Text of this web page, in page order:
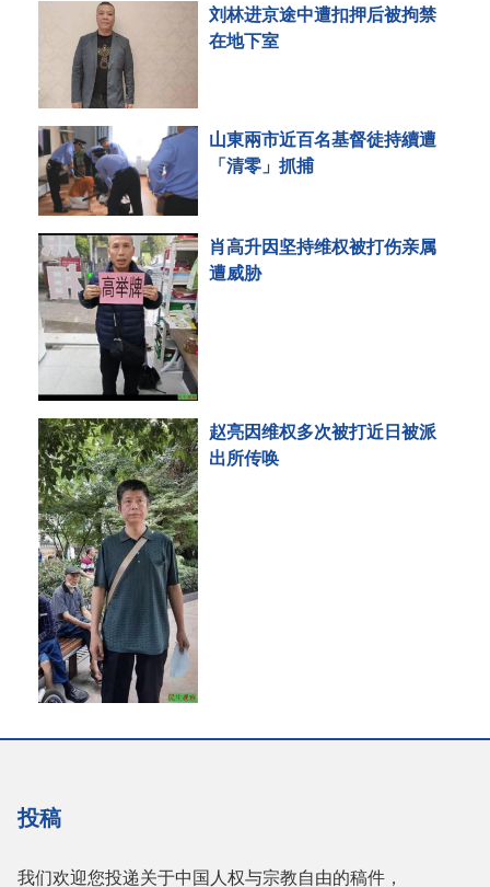
刘林进京途中遭扣押后被拘禁
在地下室
山東兩市近百名基督徒持續遭
「清零」抓捕
肖高升因坚持维权被打伤亲属
遭威胁
赵亮因维权多次被打近日被派
出所传唤
投稿
我们欢迎您投递关于中国人权与宗教自由的稿件，